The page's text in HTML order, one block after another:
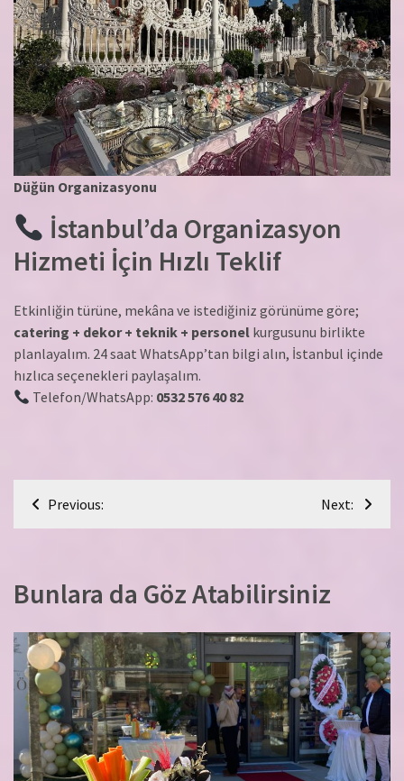
Düğün Organizasyonu
İstanbul’da Organizasyon
Hizmeti İçin Hızlı Teklif
Etkinliğin türüne, mekâna ve istediğiniz görünüme göre;
catering + dekor + teknik + personel kurgusunu birlikte
planlayalım. 24 saat WhatsApp’tan bilgi alın, İstanbul içinde
hızlıca seçenekleri paylaşalım.
Telefon/WhatsApp: 0532 576 40 82
Yazı
gezinmesi
Previous: Next:
Bunlara da Göz Atabilirsiniz